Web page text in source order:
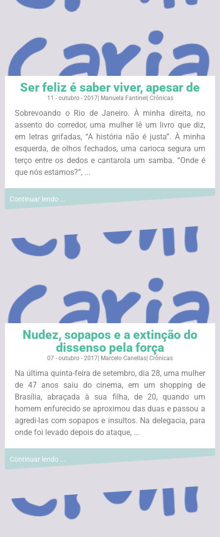
Ser feliz é saber viver, apesar de
11 - outubro - 2017| Manuela Fantinel Crônicas
Sobrevoando o Rio de Janeiro. À minha direita, no
assento do corredor, uma mulher lê um livro que diz,
em letras grifadas, “A história não é justa”. À minha
esquerda, de olhos fechados, uma carioca segura um
terço entre os dedos e cantarola um samba. “Onde é
que nós estamos?”, ...
Continuar lendo ...
Nudez, sopapos e a extinção do
dissenso pela força
07 - outubro - 2017 Marcelo Canellas Crônicas
Na última quinta-feira de setembro, dia 28, uma mulher
de 47 anos saiu do cinema, em um shopping de
Brasília, abraçada à sua filha, de 20, quando um
homem enfurecido se aproximou das duas e passou a
agredi-las com sopapos e insultos. Na delegacia, para
onde foi levado depois do ataque, ...
Continuar lendo ...